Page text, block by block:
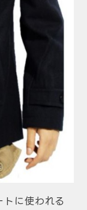
に使われる